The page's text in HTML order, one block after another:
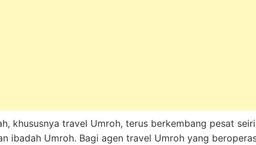
khususnya travel Umroh, terus berkembang pesat
ibadah Umroh. Bagi agen travel Umroh yang